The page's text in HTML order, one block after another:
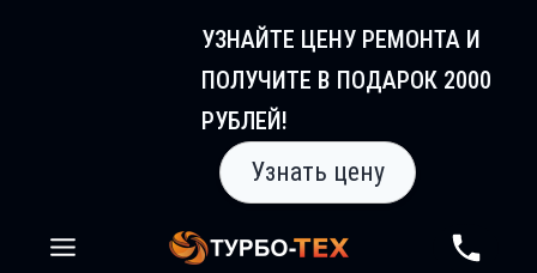
УЗНАЙТЕ ЦЕНУ РЕМОНТА И
ПОЛУЧИТЕ В ПОДАРОК 2000
РУБЛЕЙ!
Узнать цену